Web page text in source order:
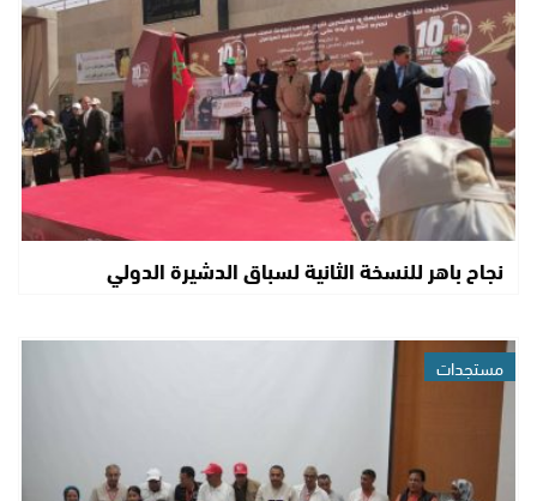
نجاح باهر للنسخة الثانية لسباق الدشيرة الدولي
مستجدات